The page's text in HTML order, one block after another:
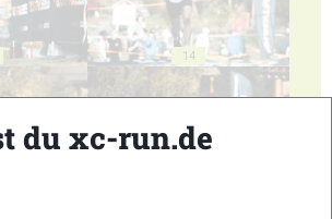
14
du xc-run.de